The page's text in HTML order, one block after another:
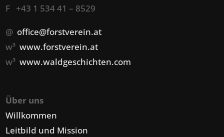
F +43 1 534 41 – 8529
@ office@forstverein.at
w³www.forstverein.at
w³www.waldgeschichten.com
Über uns
Willkommen
Leitbild und Mission